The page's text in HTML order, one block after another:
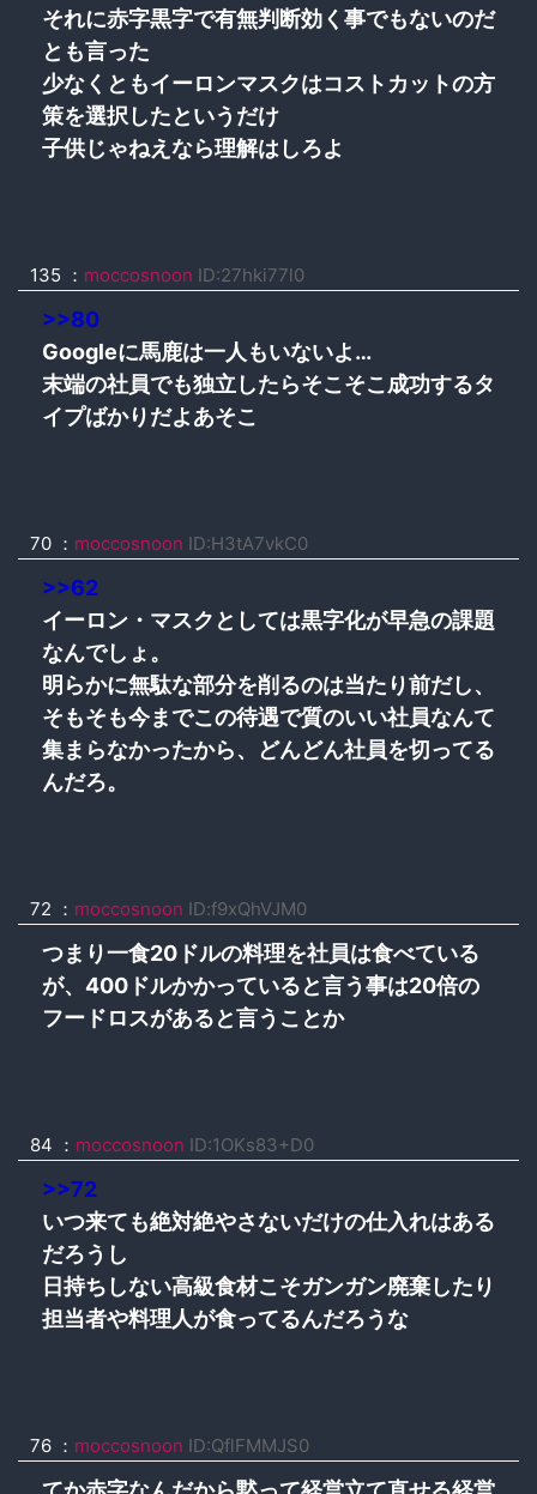
それに赤字黒字で有無判断効く事でもないのだ
とも言った
少なくともイーロンマスクはコストカットの方
策を選択したというだけ
子供じゃねえなら理解はしろよ
135 ： moccosnoon ID:27hki77l0
>>80
Googleに馬鹿は一人もいないよ…
末端の社員でも独立したらそこそこ成功するタ
イプばかりだよあそこ
70 ： moccosnoon ID:H3tA7vkC0
>>62
イーロン・マスクとしては黒字化が早急の課題
なんでしょ。
明らかに無駄な部分を削るのは当たり前だし、
そもそも今までこの待遇で質のいい社員なんて
集まらなかったから、どんどん社員を切ってる
んだろ。
72 ： moccosnoon ID:f9xQhVJM0
つまり一食20ドルの料理を社員は食べている
が、400ドルかかっていると言う事は20倍の
フードロスがあると言うことか
84 ： moccosnoon ID:1OKs83+D0
>>72
いつ来ても絶対絶やさないだけの仕入れはある
だろうし
日持ちしない高級食材こそガンガン廃棄したり
担当者や料理人が食ってるんだろうな
76 ： moccosnoon ID:QflFMMJS0